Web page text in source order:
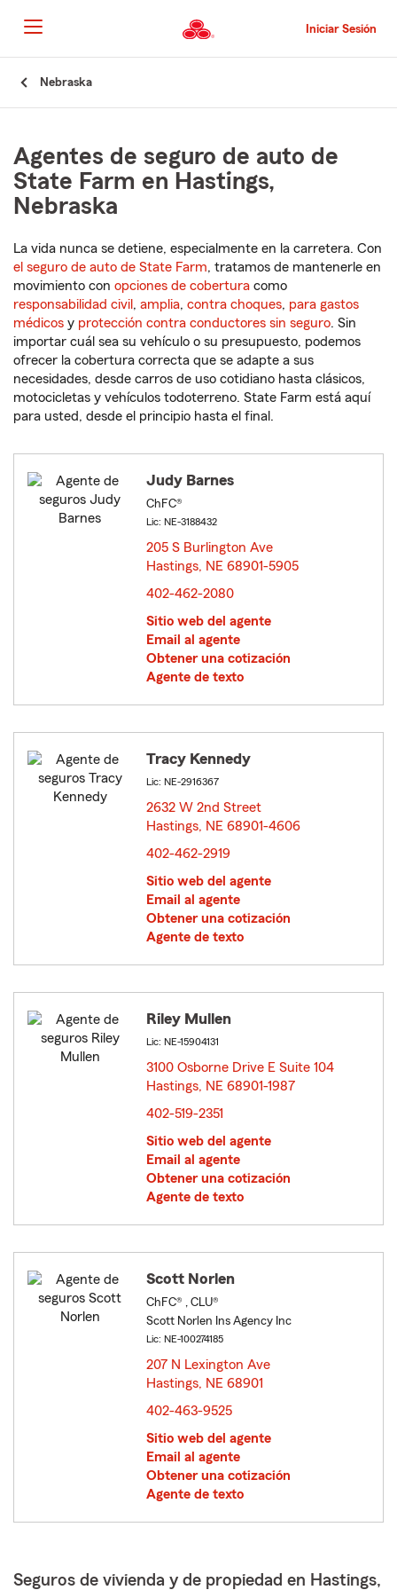
al
contenido
principal
Iniciar Sesión
Nebraska
Agentes de seguro de auto de
State Farm en Hastings,
Nebraska
La vida nunca se detiene, especialmente en la carretera. Con
el seguro de auto de State Farm, tratamos de mantenerle en
movimiento con opciones de cobertura como
responsabilidad civil , amplia, contra choques, para gastos
médicos y protección contra conductores sin seguro. Sin
importar cuál sea su vehículo o su presupuesto, podemos
ofrecer la cobertura correcta que se adapte a sus
necesidades, desde carros de uso cotidiano hasta clásicos,
motocicletas y vehículos todoterreno. State Farm está aquí
para usted, desde el principio hasta el final.
Judy Barnes
ChFC®
Lic: NE-3188432
205 S Burlington Ave
Hastings, NE 68901-5905
402-462-2080
Sitio web del agente
Email al agente
Obtener una cotización
Agente de texto
Tracy Kennedy
Lic: NE-2916367
2632 W 2nd Street
Hastings, NE 68901-4606
402-462-2919
Sitio web del agente
Email al agente
Obtener una cotización
Agente de texto
Riley Mullen
Lic: NE-15904131
3100 Osborne Drive E Suite 104
Hastings, NE 68901-1987
402-519-2351
Sitio web del agente
Email al agente
Obtener una cotización
Agente de texto
Scott Norlen
ChFC® , CLU®
Scott Norlen Ins Agency Inc
Lic: NE-100274185
207 N Lexington Ave
Hastings, NE 68901
402-463-9525
Sitio web del agente
Email al agente
Obtener una cotización
Agente de texto
Seguros de vivienda y de propiedad en Hastings,